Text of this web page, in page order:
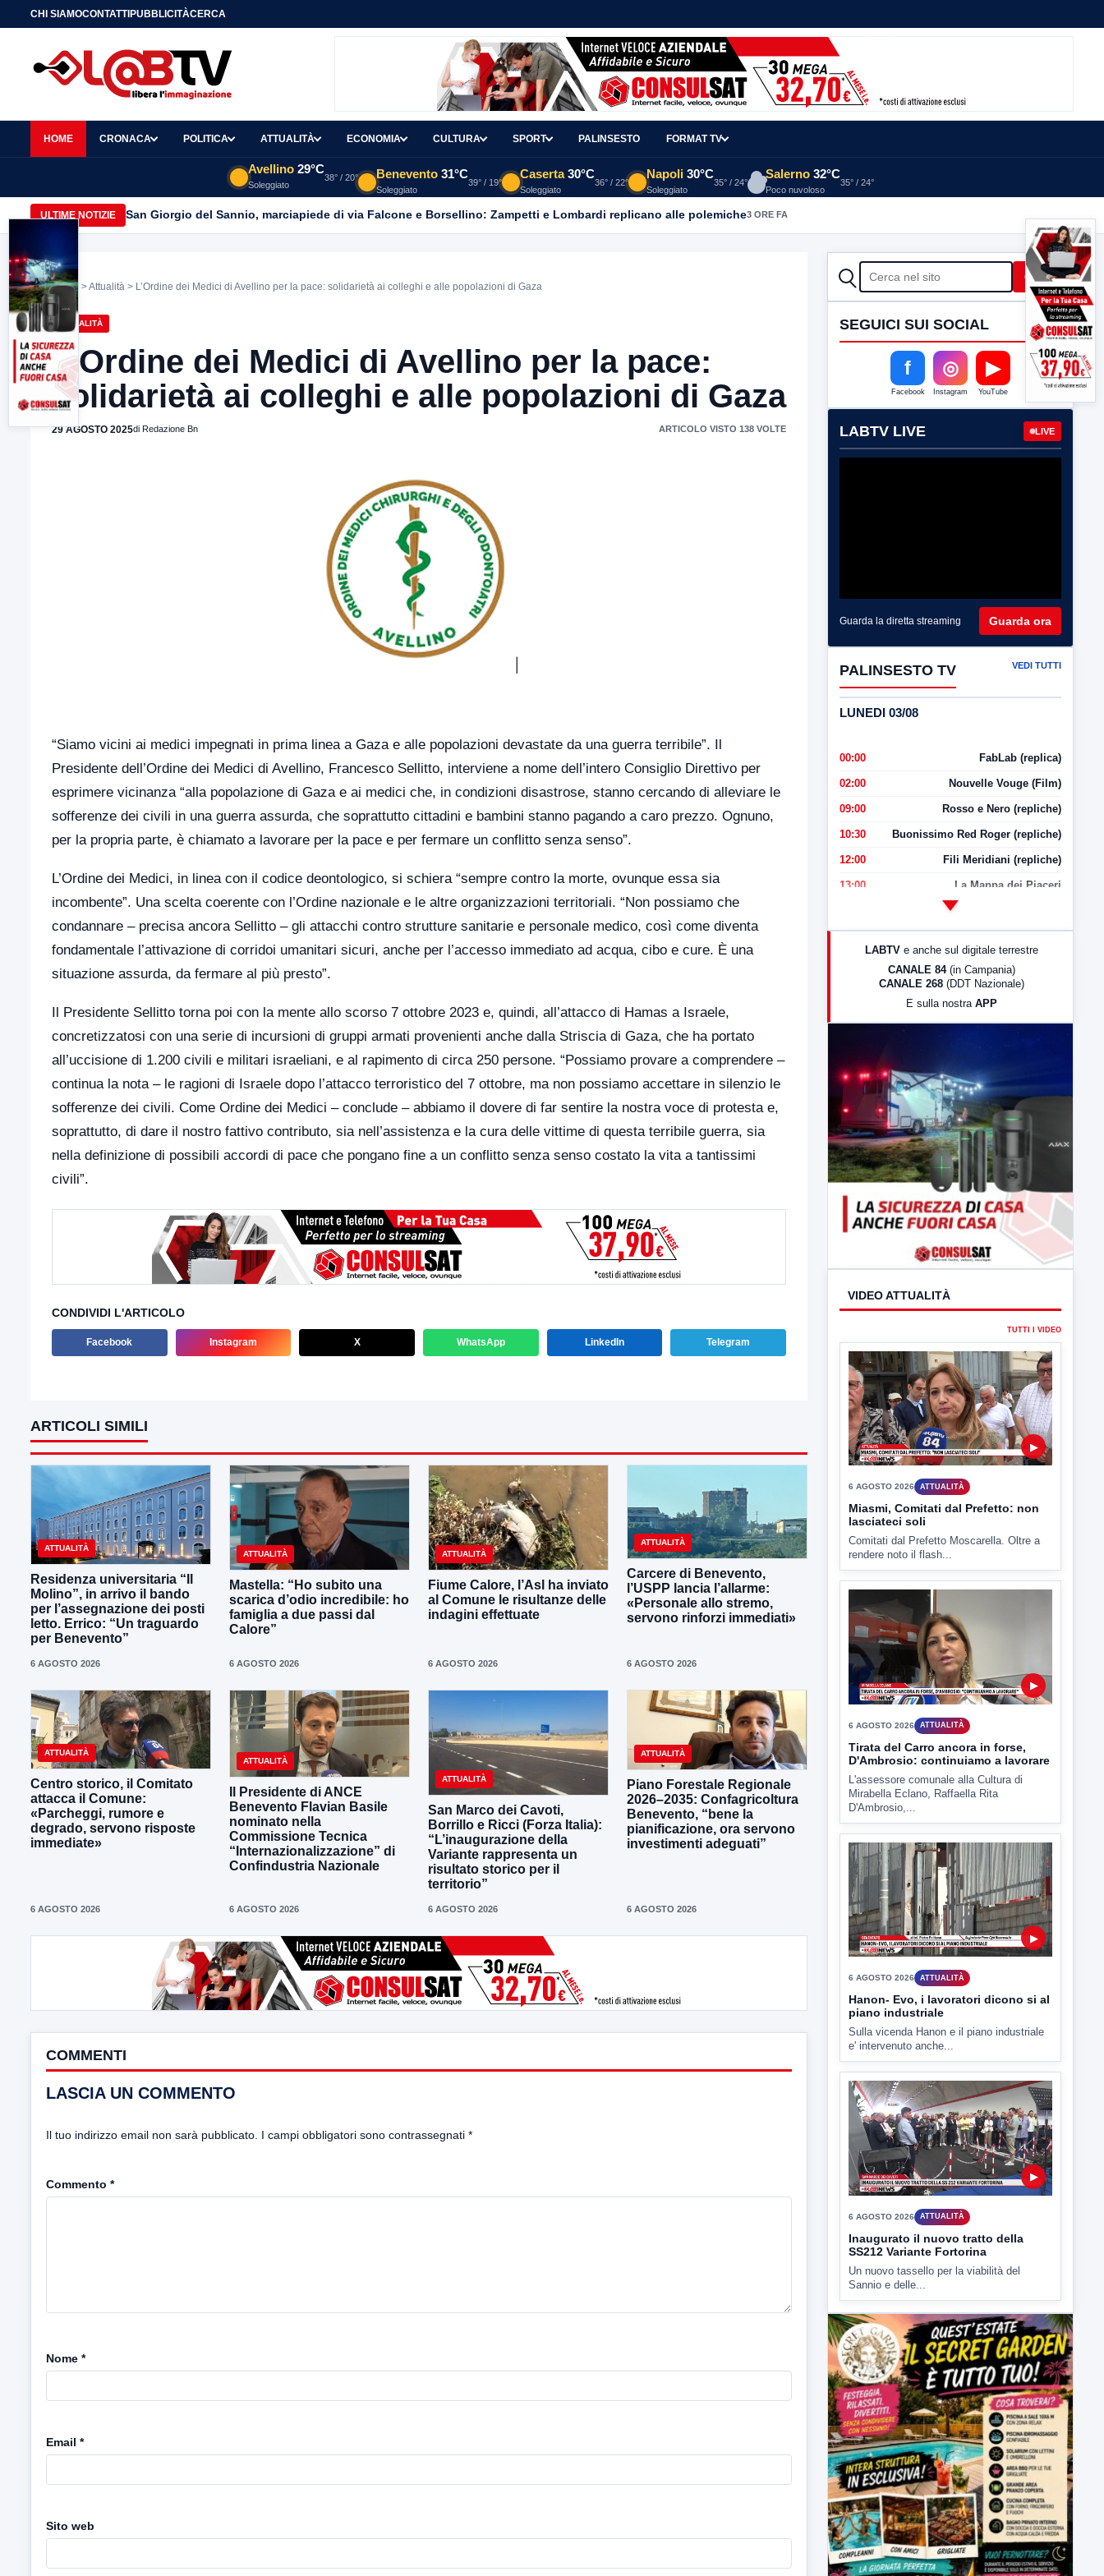
CHI SIAMOCONTATTIPUBBLICITÀCERCA
HOME CRONACA POLITICA ATTUALITÀ ECONOMIA CULTURA SPORT PALINSESTO FORMAT TV
Avellino 29°C
Soleggiato
38° / 20° Benevento 31°C
Soleggiato
39° / 19°
Caserta 30°C
Soleggiato
36° / 22°
Napoli 30°C
Soleggiato
35° / 24°
Salerno 32°C
Poco nuvoloso
35° / 24°
ULTIME NOTIZIE San Giorgio del Sannio, marciapiede di via Falcone e Borsellino: Zampetti e Lombardi replicano alle polemiche3 ORE FA
Home >Attualità > L’Ordine dei Medici di Avellino per la pace: solidarietà ai colleghi e alle popolazioni di Gaza
ATTUALITÀ
L’Ordine dei Medici di Avellino per la pace:
solidarietà ai colleghi e alle popolazioni di Gaza
29 AGOSTO 2025di Redazione Bn ARTICOLO VISTO 138 VOLTE
“Siamo vicini ai medici impegnati in prima linea a Gaza e alle popolazioni devastate da una guerra terribile”. Il
Presidente dell’Ordine dei Medici di Avellino, Francesco Sellitto, interviene a nome dell’intero Consiglio Direttivo per
esprimere vicinanza “alla popolazione di Gaza e ai medici che, in condizioni disastrose, stanno cercando di alleviare le
sofferenze dei civili in una guerra assurda, che soprattutto cittadini e bambini stanno pagando a caro prezzo. Ognuno,
per la propria parte, è chiamato a lavorare per la pace e per fermare un conflitto senza senso”.
L’Ordine dei Medici, in linea con il codice deontologico, si schiera “sempre contro la morte, ovunque essa sia
incombente”. Una scelta coerente con l’Ordine nazionale e le altre organizzazioni territoriali. “Non possiamo che
condannare – precisa ancora Sellitto – gli attacchi contro strutture sanitarie e personale medico, così come diventa
fondamentale l’attivazione di corridoi umanitari sicuri, anche per l’accesso immediato ad acqua, cibo e cure. È una
situazione assurda, da fermare al più presto”.
Il Presidente Sellitto torna poi con la mente allo scorso 7 ottobre 2023 e, quindi, all’attacco di Hamas a Israele,
concretizzatosi con una serie di incursioni di gruppi armati provenienti anche dalla Striscia di Gaza, che ha portato
all’uccisione di 1.200 civili e militari israeliani, e al rapimento di circa 250 persone. “Possiamo provare a comprendere –
continua la nota – le ragioni di Israele dopo l’attacco terroristico del 7 ottobre, ma non possiamo accettare in silenzio le
sofferenze dei civili. Come Ordine dei Medici – conclude – abbiamo il dovere di far sentire la nostra voce di protesta e,
soprattutto, di dare il nostro fattivo contributo, sia nell’assistenza e la cura delle vittime di questa terribile guerra, sia
nella definizione di possibili accordi di pace che pongano fine a un conflitto senza senso costato la vita a tantissimi
civili”.
CONDIVIDI L'ARTICOLO
Facebook Instagram X WhatsApp LinkedIn Telegram
ARTICOLI SIMILI
ATTUALITÀ
Residenza universitaria “Il
Molino”, in arrivo il bando
per l’assegnazione dei posti
letto. Errico: “Un traguardo
per Benevento”
6 AGOSTO 2026
ATTUALITÀ
Mastella: “Ho subito una
scarica d’odio incredibile: ho
famiglia a due passi dal
Calore”
6 AGOSTO 2026
ATTUALITÀ
Fiume Calore, l’Asl ha inviato
al Comune le risultanze delle
indagini effettuate
6 AGOSTO 2026
ATTUALITÀ
Carcere di Benevento,
l’USPP lancia l’allarme:
«Personale allo stremo,
servono rinforzi immediati»
6 AGOSTO 2026
ATTUALITÀ
Centro storico, il Comitato
attacca il Comune:
«Parcheggi, rumore e
degrado, servono risposte
immediate»
6 AGOSTO 2026
ATTUALITÀ
Il Presidente di ANCE
Benevento Flavian Basile
nominato nella
Commissione Tecnica
“Internazionalizzazione” di
Confindustria Nazionale
6 AGOSTO 2026
ATTUALITÀ
San Marco dei Cavoti,
Borrillo e Ricci (Forza Italia):
“L’inaugurazione della
Variante rappresenta un
risultato storico per il
territorio”
6 AGOSTO 2026
ATTUALITÀ
Piano Forestale Regionale
2026–2035: Confagricoltura
Benevento, “bene la
pianificazione, ora servono
investimenti adeguati”
6 AGOSTO 2026
COMMENTI
LASCIA UN COMMENTO
Il tuo indirizzo email non sarà pubblicato. I campi obbligatori sono contrassegnati *
Commento *
Nome *
Email *
Sito web
CERCA Cerca
SEGUICI SUI SOCIAL
f
Facebook
◎
Instagram
▶
YouTube
LABTV LIVE LIVE
Guarda la diretta streaming Guarda ora
PALINSESTO TV VEDI TUTTI
LUNEDI 03/08
00:00 FabLab (replica)
02:00 Nouvelle Vouge (Film)
09:00 Rosso e Nero (repliche)
10:30 Buonissimo Red Roger (repliche)
12:00 Fili Meridiani (repliche)
13:00 La Mappa dei Piaceri
LabNews (Diretta)
LABTV e anche sul digitale terrestre
CANALE 84 (in Campania)
CANALE 268 (DDT Nazionale)
E sulla nostra APP
VIDEO ATTUALITÀ
TUTTI I VIDEO
▶
6 AGOSTO 2026 ATTUALITÀ
Miasmi, Comitati dal Prefetto: non
lasciateci soli
Comitati dal Prefetto Moscarella. Oltre a
rendere noto il flash...
▶
6 AGOSTO 2026 ATTUALITÀ
Tirata del Carro ancora in forse,
D'Ambrosio: continuiamo a lavorare
L'assessore comunale alla Cultura di
Mirabella Eclano, Raffaella Rita
D'Ambrosio,...
▶
6 AGOSTO 2026 ATTUALITÀ
Hanon- Evo, i lavoratori dicono si al
piano industriale
Sulla vicenda Hanon e il piano industriale
e' intervenuto anche...
▶
6 AGOSTO 2026 ATTUALITÀ
Inaugurato il nuovo tratto della
SS212 Variante Fortorina
Un nuovo tassello per la viabilità del
Sannio e delle...